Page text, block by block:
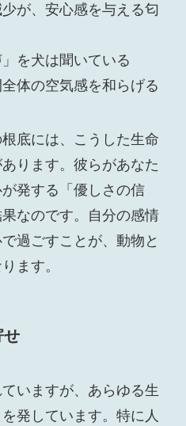
が、安心感を与える匂
を犬は聞いている
体の空気感を和らげる
底には、こうした生命
ります。彼らがあなた
発する「優しさの信
なのです。自分の感情
過ごすことが、動物と
ます。
せ
いますが、あらゆる生
発しています。特に人